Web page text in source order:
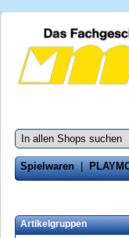
Spielwaren|
Artikelgruppen